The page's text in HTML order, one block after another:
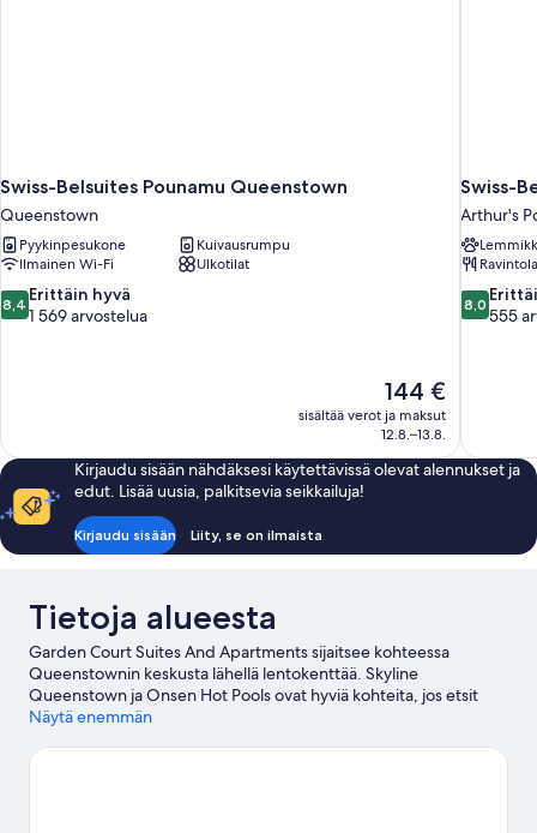
Swiss-Belsuites Pounamu Queenstown
Queenstown
Pyykinpesukone
Kuivausrumpu
Ilmainen Wi-Fi
Ulkotilat
8.4
kautta
8,4 Erittäin hyvä
1 569 arvostelua
Hinta
on
144 €
144 €
sisältää verot ja maksut
12.8.–13.8.
Swiss-
Arthur's
Ravintola
8.0
kautta
8,0
555
Kirjaudu sisään nähdäksesi käytettävissä olevat alennukset ja
edut. Lisää uusia, palkitsevia seikkailuja!
Kirjaudu sisään Liity, se on ilmaista
Tietoja alueesta
Garden Court Suites And Apartments sijaitsee kohteessa
Queenstownin keskusta lähellä lentokenttää. Skyline
Queenstown ja Onsen Hot Pools ovat hyviä kohteita, jos etsit
aktiviteetteja lomallesi, ja alueen luonnonkauneuteen voi
(puisto) on vierailun arvoinen kohde. Tutustu alueen
Näytä enemmän